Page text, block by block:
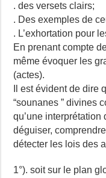
. des versets clairs;
. Des exemples de
. L’exhortation pour
En prenant compte
même évoquer les
(actes).
Il est évident de dire
“sounanes ” divines
qu’une interprétation
déguiser,
détecter les lois des
1°). soit sur le plan